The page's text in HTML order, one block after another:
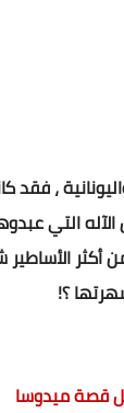
، فقد
الآله التي
أكثر
؟!
قصة ميدوسا